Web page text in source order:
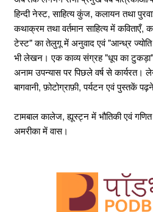
हिन्दी नेस्ट, साहित्य कुंज, कलायन तथा
कथाक्रम तथा वर्तमान साहित्य में कविताएँ,
टेस्ट" का तेलुगू में अनुवाद एवं "आन्ध्र
भी लेखन। एक काव्य संग्रह "धूप का
अनाम उपन्यास पर पिछले वर्ष से कार्यरत।
बागवानी, फ़ोटोग्राफ़ी, पर्यटन एवं पुस्तकें
टामबाल कालेज, ह्यूस्ट्न में भौतिकी एवं
अमरीका में वास।